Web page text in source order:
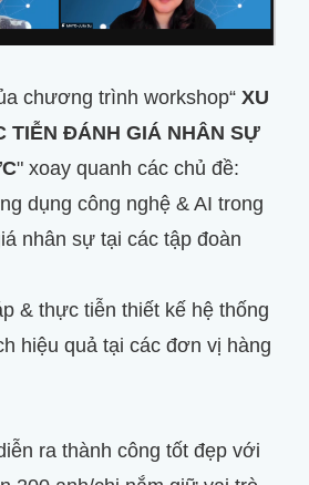
chương trình workshop“ XU
TIỄN ĐÁNH GIÁ NHÂN SỰ
" xoay quanh các chủ đề:
công nghệ & AI trong
nhân sự tại các tập đoàn
thực tiễn thiết kế hệ thống
hiệu quả tại các đơn vị hàng
ra thành công tốt đẹp với